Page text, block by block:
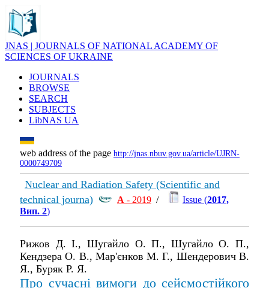
JNAS | JOURNALS OF NATIONAL ACADEMY OF
SCIENCES OF UKRAINE
JOURNALS
BROWSE
SEARCH
SUBJECTS
LibNAS UA
web address of the page http://jnas.nbuv.gov.ua/article/UJRN-
0000749709
Nuclear and Radiation Safety (Scientific and
technical journa)
А - 2019 / Issue (2017,
Вип. 2)
Рижов Д. І., Шугайло О. П., Шугайло О. П.,
Кендзера О. В., Мар'єнков М. Г., Шендерович В.
Я., Буряк Р. Я.
Про сучасні вимоги до сейсмостійкого